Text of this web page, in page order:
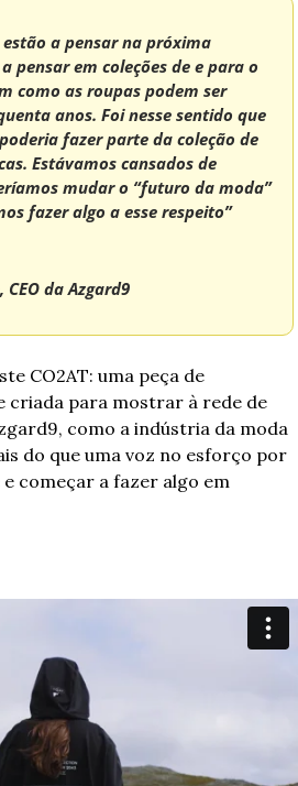
a pensar na próxima
pensar em coleções de e para o
como as roupas podem ser
anos. Foi nesse sentido que
fazer parte da coleção de
Estávamos cansados de
mudar o “futuro da moda”
fazer algo a esse respeito”
da Azgard9
CO2AT: uma peça de
para mostrar à rede de
como a indústria da moda
do que uma voz no esforço por
começar a fazer algo em